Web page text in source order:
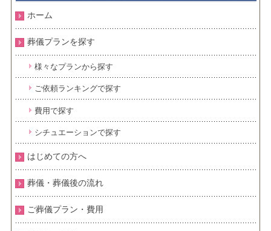
ホーム
葬儀プランを探す
様々なプランから探す
ご依頼ランキングで探す
費用で探す
シチュエーションで探す
はじめての方へ
葬儀・葬儀後の流れ
ご葬儀プラン・費用